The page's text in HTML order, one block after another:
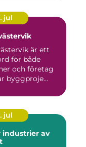
jul
är ett
för både
och företag
byggproje...
jul
industrier av